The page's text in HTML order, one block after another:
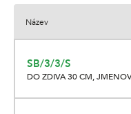
Název
SB/3/3/S
DO ZDIVA 30 CM,